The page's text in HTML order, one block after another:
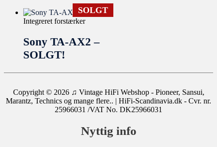
SOLGT
Integreret forstærker
Sony TA-AX2 –
SOLGT!
Copyright © 2026 ♫ Vintage HiFi Webshop - Pioneer, Sansui,
Marantz, Technics og mange flere.. | HiFi-Scandinavia.dk - Cvr. nr.
25966031 /VAT No. DK25966031
Nyttig info